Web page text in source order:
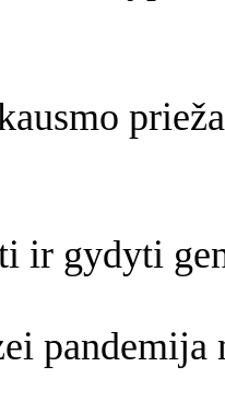
ir gydyti
pandemija